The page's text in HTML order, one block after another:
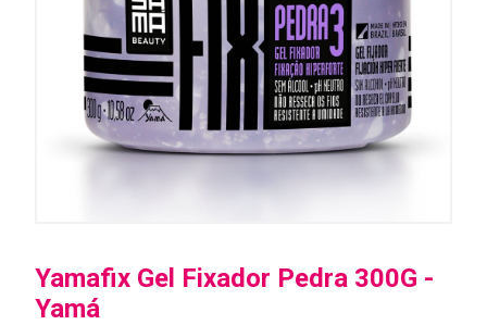
Yamafix Gel Fixador Pedra 300G -
Yamá